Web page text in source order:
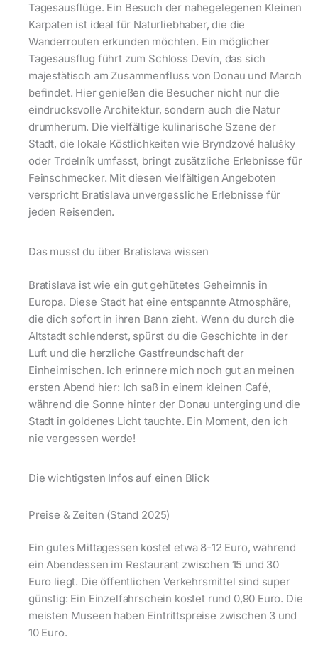
Tagesausflüge. Ein Besuch der nahegelegenen Kleinen
Karpaten ist ideal für Naturliebhaber, die die
Wanderrouten erkunden möchten. Ein möglicher
Tagesausflug führt zum Schloss Devín, das sich
majestätisch am Zusammenfluss von Donau und March
befindet. Hier genießen die Besucher nicht nur die
eindrucksvolle Architektur, sondern auch die Natur
drumherum. Die vielfältige kulinarische Szene der
Stadt, die lokale Köstlichkeiten wie Bryndzové halušky
oder Trdelník umfasst, bringt zusätzliche Erlebnisse für
Feinschmecker. Mit diesen vielfältigen Angeboten
verspricht Bratislava unvergessliche Erlebnisse für
jeden Reisenden.
Das musst du über Bratislava wissen
Bratislava ist wie ein gut gehütetes Geheimnis in
Europa. Diese Stadt hat eine entspannte Atmosphäre,
die dich sofort in ihren Bann zieht. Wenn du durch die
Altstadt schlenderst, spürst du die Geschichte in der
Luft und die herzliche Gastfreundschaft der
Einheimischen. Ich erinnere mich noch gut an meinen
ersten Abend hier: Ich saß in einem kleinen Café,
während die Sonne hinter der Donau unterging und die
Stadt in goldenes Licht tauchte. Ein Moment, den ich
nie vergessen werde!
Die wichtigsten Infos auf einen Blick
Preise & Zeiten (Stand 2025)
Ein gutes Mittagessen kostet etwa 8-12 Euro, während
ein Abendessen im Restaurant zwischen 15 und 30
Euro liegt. Die öffentlichen Verkehrsmittel sind super
günstig: Ein Einzelfahrschein kostet rund 0,90 Euro. Die
meisten Museen haben Eintrittspreise zwischen 3 und
10 Euro.